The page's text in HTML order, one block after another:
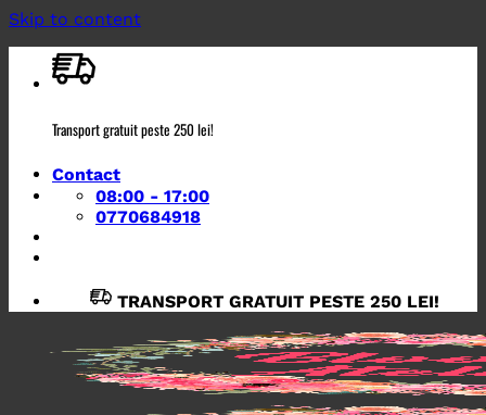
Skip to content
Transport gratuit peste 250 lei!
Contact
08:00 - 17:00
0770684918
TRANSPORT GRATUIT PESTE 250 LEI!